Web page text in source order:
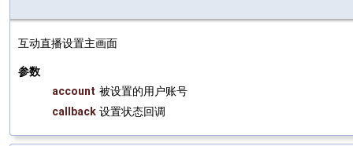
互动直播设置主画面
参数
account 被设置的用户账号
callback 设置状态回调